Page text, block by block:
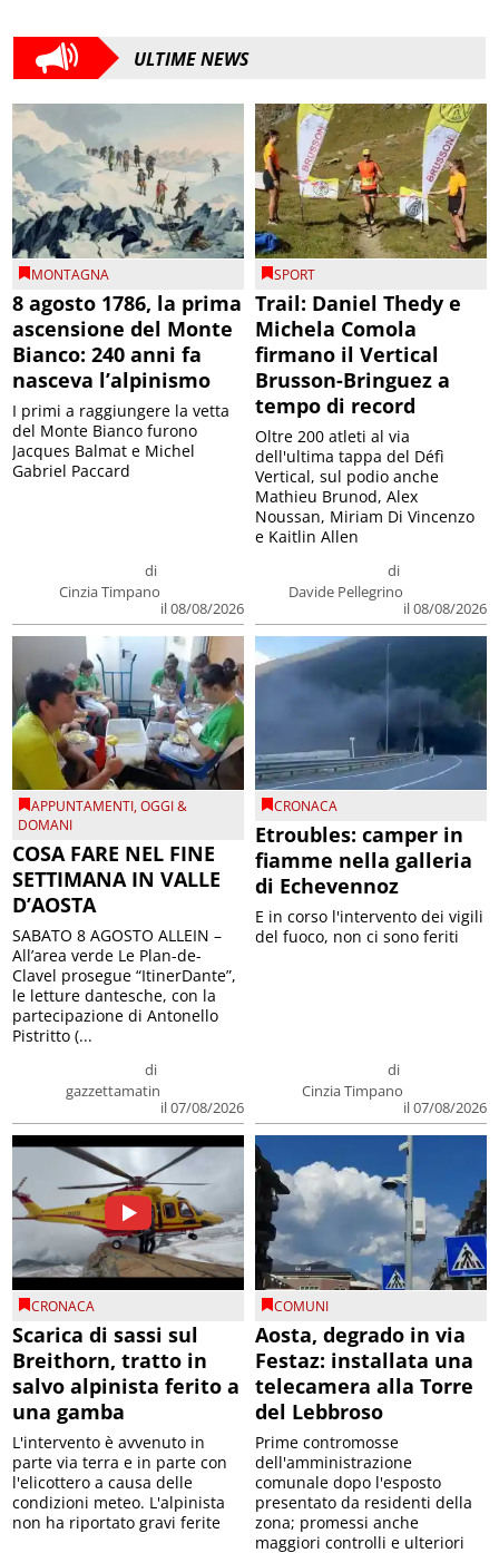
ULTIME NEWS
MONTAGNA
8 agosto 1786, la prima
ascensione del Monte
Bianco: 240 anni fa
nasceva l’alpinismo
di
Cinzia Timpano
il 08/08/2026
I primi a raggiungere la vetta
del Monte Bianco furono
Jacques Balmat e Michel
Gabriel Paccard
SPORT
Trail: Daniel Thedy e
Michela Comola
firmano il Vertical
Brusson-Bringuez a
tempo di record
di
Davide Pellegrino
il 08/08/2026
Oltre 200 atleti al via
dell'ultima tappa del Défì
Vertical, sul podio anche
Mathieu Brunod, Alex
Noussan, Miriam Di Vincenzo
e Kaitlin Allen
APPUNTAMENTI,OGGI &
DOMANI
COSA FARE NEL FINE
SETTIMANA IN VALLE
D’AOSTA
di
gazzettamatin
il 07/08/2026
SABATO 8 AGOSTO ALLEIN –
All’area verde Le Plan-de-
Clavel prosegue “ItinerDante”,
le letture dantesche, con la
partecipazione di Antonello
Pistritto (...
CRONACA
Etroubles: camper in
fiamme nella galleria
di Echevennoz
di
Cinzia Timpano
il 07/08/2026
E in corso l'intervento dei vigili
del fuoco, non ci sono feriti
CRONACA
Scarica di sassi sul
Breithorn, tratto in
salvo alpinista ferito a
una gamba
L'intervento è avvenuto in
parte via terra e in parte con
l'elicottero a causa delle
condizioni meteo. L'alpinista
non ha riportato gravi ferite
COMUNI
Aosta, degrado in via
Festaz: installata una
telecamera alla Torre
del Lebbroso
Prime contromosse
dell'amministrazione
comunale dopo l'esposto
presentato da residenti della
zona; promessi anche
maggiori controlli e ulteriori